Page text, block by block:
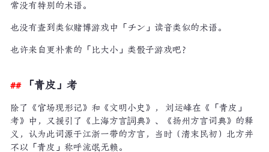
常没有特别的术语。
也没有查到类似赌博游戏中「チン」读音类似的术语。
也许来自更朴素的「比大小」类骰子游戏吧？
「青皮」考
除了《官场现形记》和《文明小史》， 刘运峰在《「青皮」
考》中，又援引了《上海方言詞典》、《扬州方言词典》的释
义，认为此词源于江浙一带的方言，当时（清末民初）北方并
不以「青皮」称呼流氓无赖。